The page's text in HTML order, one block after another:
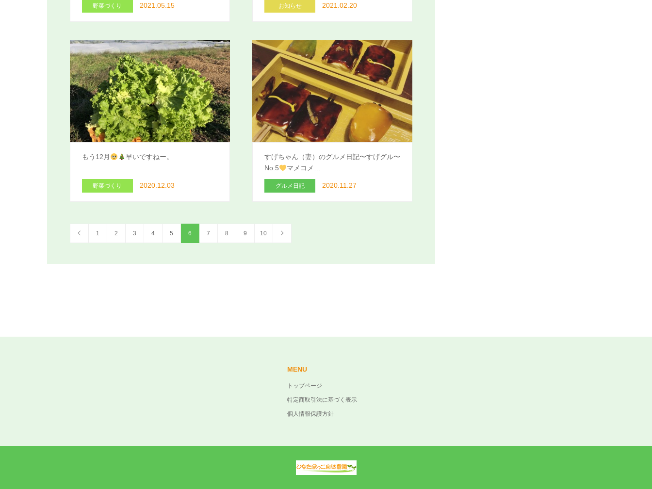
野菜づくり 2021.05.15 お知らせ 2021.02.20
もう12月 早いですねー。
野菜づくり 2020.12.03
すげちゃん（妻）のグルメ日記〜すげグル〜
No.5
マメコメ…
グルメ日記 2020.11.27
1 2 3 4 5 6 7 8 9 10
MENU
トップページ
特定商取引法に基づく表示
個人情報保護方針